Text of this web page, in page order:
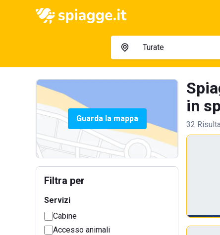
Guarda la mappa
Filtra per
Servizi
Cabine
Accesso animali
in
32